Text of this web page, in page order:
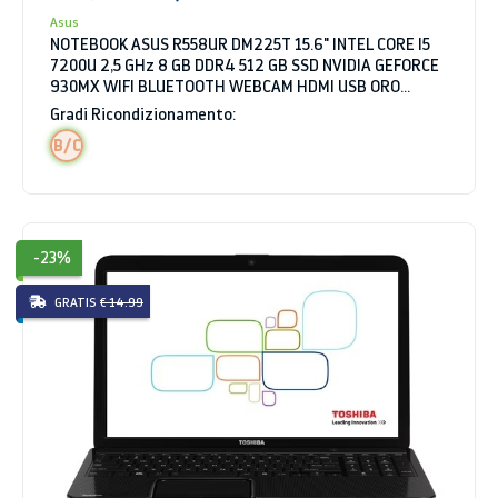
Asus
NOTEBOOK ASUS R558UR DM225T 15.6" INTEL CORE I5
7200U 2,5 GHz 8 GB DDR4 512 GB SSD NVIDIA GEFORCE
930MX WIFI BLUETOOTH WEBCAM HDMI USB ORO
WINDOWS 10 HOME
Gradi Ricondizionamento:
B/C
-23%
GRATIS € 14.99